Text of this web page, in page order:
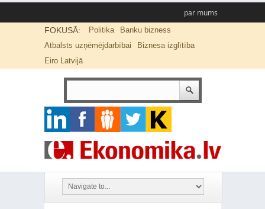
par mums
FOKUSĀ: Politika
Banku bizness
Atbalsts uzņēmējdarbībai
Biznesa izglītība
Eiro Latvijā